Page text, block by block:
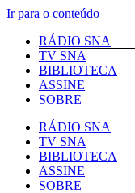
Ir para o conteúdo
RÁDIO SNA
TV SNA
BIBLIOTECA
ASSINE
SOBRE
RÁDIO SNA
TV SNA
BIBLIOTECA
ASSINE
SOBRE